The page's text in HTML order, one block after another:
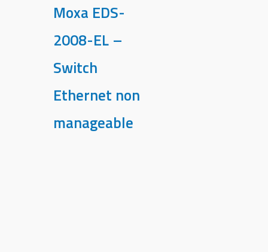
Moxa EDS-
2008-EL –
Switch
Ethernet non
manageable